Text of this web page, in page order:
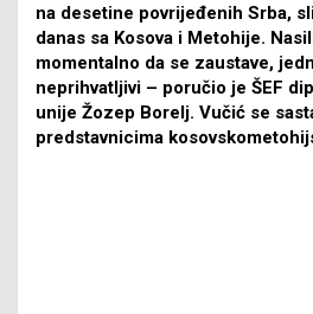
na desetine povrijeđenih Srba,
danas sa Kosova i Metohije.
momentalno da se zaustave,
neprihvatljivi – poručio je ŠEF
unije Žozep Borelj. Vučić se
predstavnicima